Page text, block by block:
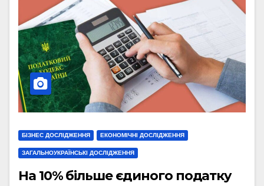
БІЗНЕС ДОСЛІДЖЕННЯ ЕКОНОМІЧНІ ДОСЛІДЖЕННЯ
ЗАГАЛЬНОУКРАЇНСЬКІ ДОСЛІДЖЕННЯ
На 10% більше єдиного податку